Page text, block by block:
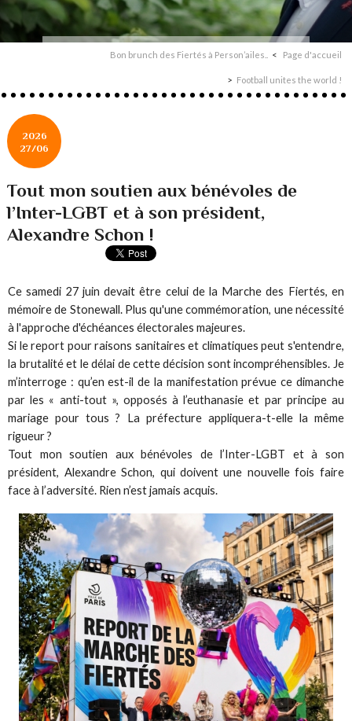
Bon brunch des Fiertés à Person’ailes.. Page d'accueil
Football unites the world !
2026
27/06
Tout mon soutien aux bénévoles de
l’Inter-LGBT et à son président,
Alexandre Schon !
Ce samedi 27 juin devait être celui de la Marche des Fiertés, en
mémoire de Stonewall. Plus qu'une commémoration, une nécessité
à l'approche d'échéances électorales majeures.
Si le report pour raisons sanitaires et climatiques peut s'entendre,
la brutalité et le délai de cette décision sont incompréhensibles. Je
m’interroge : qu’en est-il de la manifestation prévue ce dimanche
par les « anti-tout », opposés à l’euthanasie et par principe au
mariage pour tous ? La préfecture appliquera-t-elle la même
rigueur ?
Tout mon soutien aux bénévoles de l’Inter-LGBT et à son
président, Alexandre Schon, qui doivent une nouvelle fois faire
face à l’adversité. Rien n’est jamais acquis.